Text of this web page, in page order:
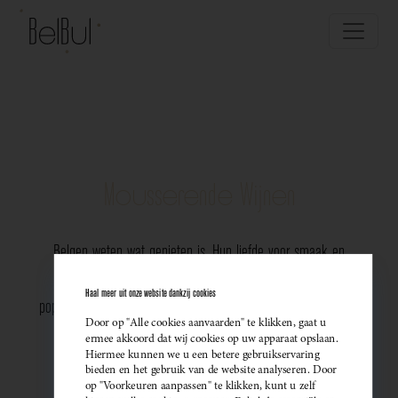
Belgen weten wat genieten is. Hun liefde voor smaak en
populariteit van Belgische mousserende wijnen. Meer dan ooit
kiezen ze bewust voor lokale bubbels — ideaal als
sprankelend aperitief of als verfijnde match bij een
gastronomisch diner. Santé!
Haal meer uit onze website dankzij cookies
Door op "Alle cookies aanvaarden" te klikken, gaat u
ermee akkoord dat wij cookies op uw apparaat opslaan.
Hiermee kunnen we u een betere gebruikservaring
bieden en het gebruik van de website analyseren. Door
op "Voorkeuren aanpassen" te klikken, kunt u zelf